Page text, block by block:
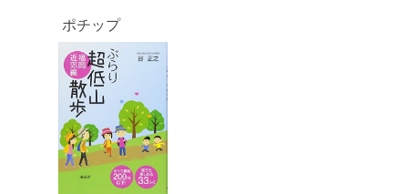
ポチップ